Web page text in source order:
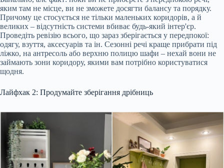
яким там не місце, ви не зможете досягти балансу та порядку.
Причому це стосується не тільки маленьких коридорів, а й
великих – відсутність системи вбиває будь-який інтер'єр.
Проведіть ревізію всього, що зараз зберігається у передпокої:
одягу, взуття, аксесуарів та ін. Сезонні речі краще прибрати під
ліжко, на антресоль або верхню полицю шафи – нехай вони не
займають зони коридору, якими вам потрібно користуватися
щодня.
Лайфхак 2: Продумайте зберігання дрібниць